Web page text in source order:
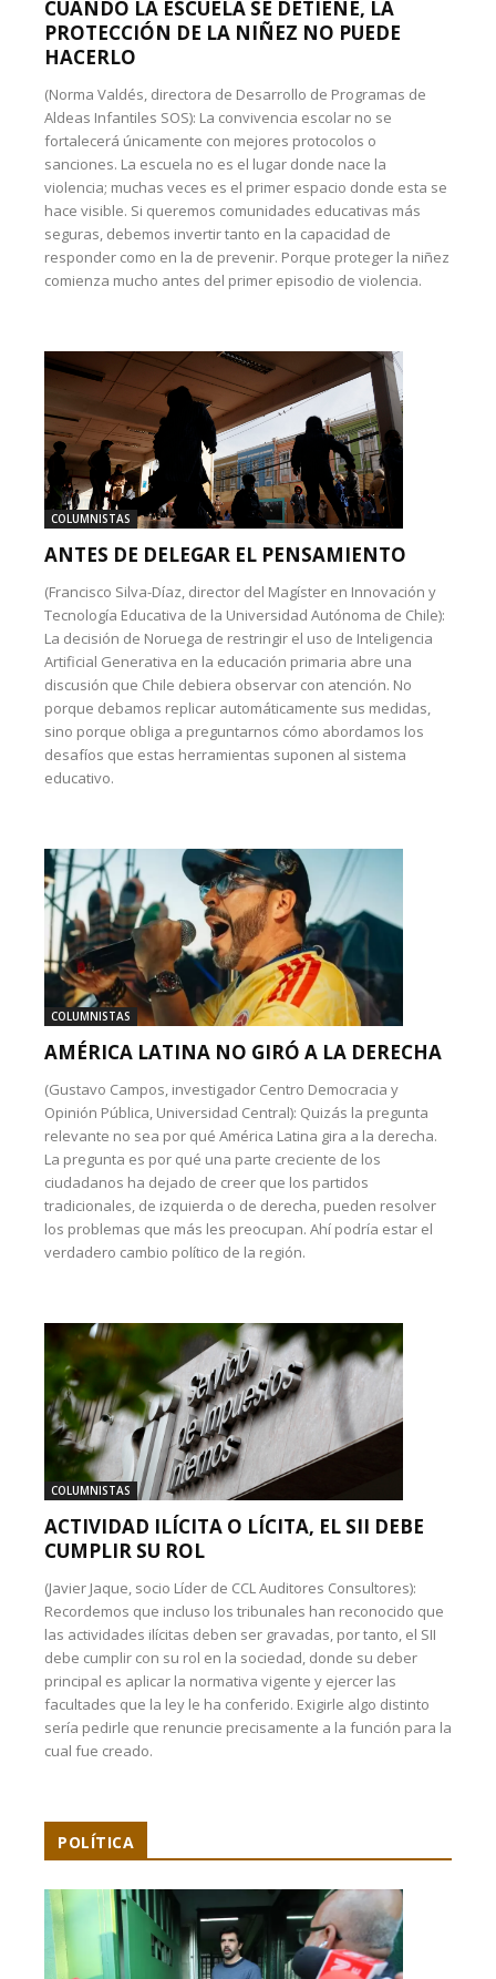
CUANDO LA ESCUELA SE DETIENE, LA
PROTECCIÓN DE LA NIÑEZ NO PUEDE
HACERLO
(Norma Valdés, directora de Desarrollo de Programas de
Aldeas Infantiles SOS): La convivencia escolar no se
fortalecerá únicamente con mejores protocolos o
sanciones. La escuela no es el lugar donde nace la
violencia; muchas veces es el primer espacio donde esta se
hace visible. Si queremos comunidades educativas más
seguras, debemos invertir tanto en la capacidad de
responder como en la de prevenir. Porque proteger la niñez
comienza mucho antes del primer episodio de violencia.
COLUMNISTAS
ANTES DE DELEGAR EL PENSAMIENTO
(Francisco Silva-Díaz, director del Magíster en Innovación y
Tecnología Educativa de la Universidad Autónoma de Chile):
La decisión de Noruega de restringir el uso de Inteligencia
Artificial Generativa en la educación primaria abre una
discusión que Chile debiera observar con atención. No
porque debamos replicar automáticamente sus medidas,
sino porque obliga a preguntarnos cómo abordamos los
desafíos que estas herramientas suponen al sistema
educativo.
COLUMNISTAS
AMÉRICA LATINA NO GIRÓ A LA DERECHA
(Gustavo Campos, investigador Centro Democracia y
Opinión Pública, Universidad Central): Quizás la pregunta
relevante no sea por qué América Latina gira a la derecha.
La pregunta es por qué una parte creciente de los
ciudadanos ha dejado de creer que los partidos
tradicionales, de izquierda o de derecha, pueden resolver
los problemas que más les preocupan. Ahí podría estar el
verdadero cambio político de la región.
COLUMNISTAS
ACTIVIDAD ILÍCITA O LÍCITA, EL SII DEBE
CUMPLIR SU ROL
(Javier Jaque, socio Líder de CCL Auditores Consultores):
Recordemos que incluso los tribunales han reconocido que
las actividades ilícitas deben ser gravadas, por tanto, el SII
debe cumplir con su rol en la sociedad, donde su deber
principal es aplicar la normativa vigente y ejercer las
facultades que la ley le ha conferido. Exigirle algo distinto
sería pedirle que renuncie precisamente a la función para la
cual fue creado.
POLÍTICA